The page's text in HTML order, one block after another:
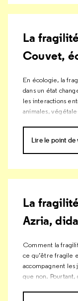
La
Couvet,
En écologie, la
dans un état
les interactions
animales,
humaines,
Lire le point de
La
Azria,
Comment la
ce qu’être fragile
accompagnent les
que non.